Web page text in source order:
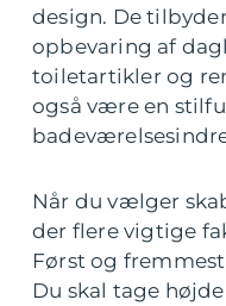
design. De
opbevaring af
toiletartikler og
også være en
Når du vælger
der flere vigtige
Først og
Du skal tage